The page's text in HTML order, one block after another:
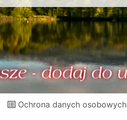
Ochrona danych osobowych